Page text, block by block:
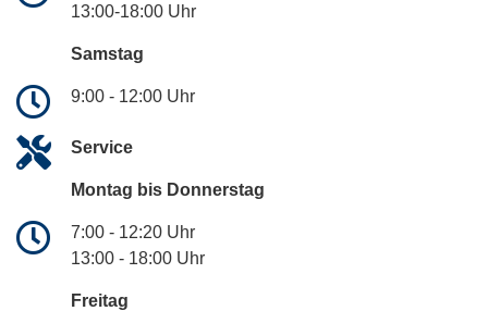
13:00-18:00 Uhr
Samstag
9:00 - 12:00 Uhr
Service
Montag bis Donnerstag
7:00 - 12:20 Uhr
13:00 - 18:00 Uhr
Freitag